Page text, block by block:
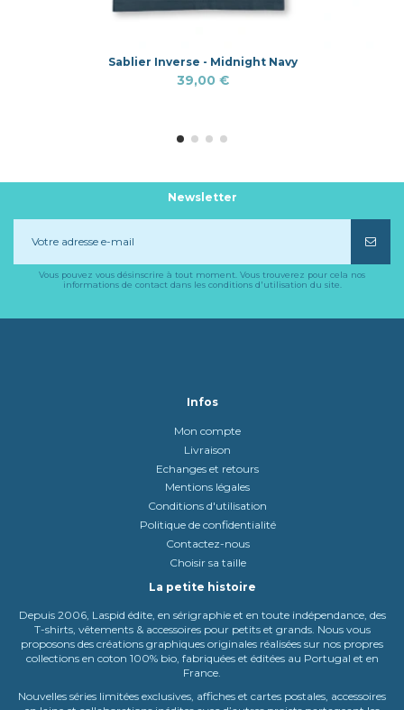
Sablier Inverse - Midnight Navy
39,00 €
Newsletter
Vous pouvez vous désinscrire à tout moment. Vous trouverez pour cela nos
informations de contact dans les conditions d'utilisation du site.
Infos
Mon compte
Livraison
Echanges et retours
Mentions légales
Conditions d'utilisation
Politique de confidentialité
Contactez-nous
Choisir sa taille
La petite histoire
Depuis 2006, Laspid édite, en sérigraphie et en toute indépendance, des
T-shirts, vêtements & accessoires pour petits et grands. Nous vous
proposons des créations graphiques originales réalisées sur nos propres
collections en coton 100% bio, fabriquées et éditées au Portugal et en
France.
Nouvelles séries limitées exclusives, affiches et cartes postales, accessoires